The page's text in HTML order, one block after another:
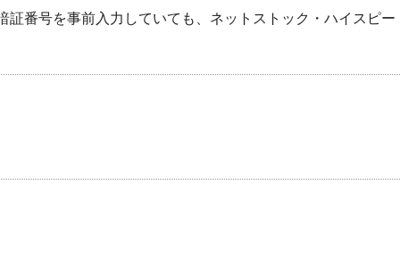
番号を事前入力していても、ネットストック・ハイスピー